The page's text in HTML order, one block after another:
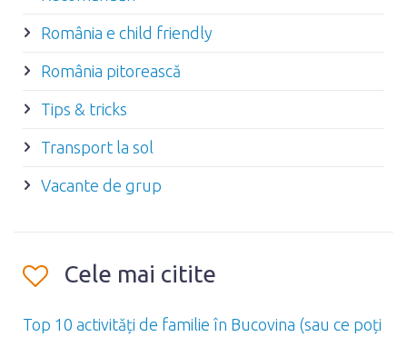
România e child friendly
România pitorească
Tips & tricks
Transport la sol
Vacante de grup
Cele mai citite
Top 10 activități de familie în Bucovina (sau ce poți